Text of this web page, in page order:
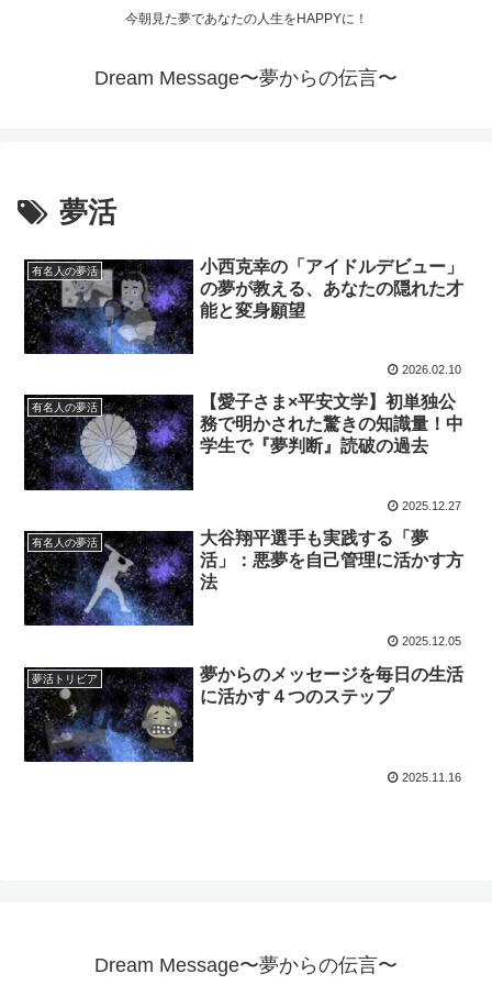
今朝見た夢であなたの人生をHAPPYに！
Dream Message〜夢からの伝言〜
夢活
有名人の夢活
小西克幸の「アイドルデビュー」
の夢が教える、あなたの隠れた才
能と変身願望
2026.02.10
有名人の夢活
【愛子さま×平安文学】初単独公
務で明かされた驚きの知識量！中
学生で『夢判断』読破の過去
2025.12.27
有名人の夢活
大谷翔平選手も実践する「夢
活」：悪夢を自己管理に活かす方
法
2025.12.05
夢活トリビア
夢からのメッセージを毎日の生活
に活かす４つのステップ
2025.11.16
Dream Message〜夢からの伝言〜